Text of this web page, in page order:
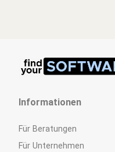
Informationen
Für Beratungen
Für Unternehmen